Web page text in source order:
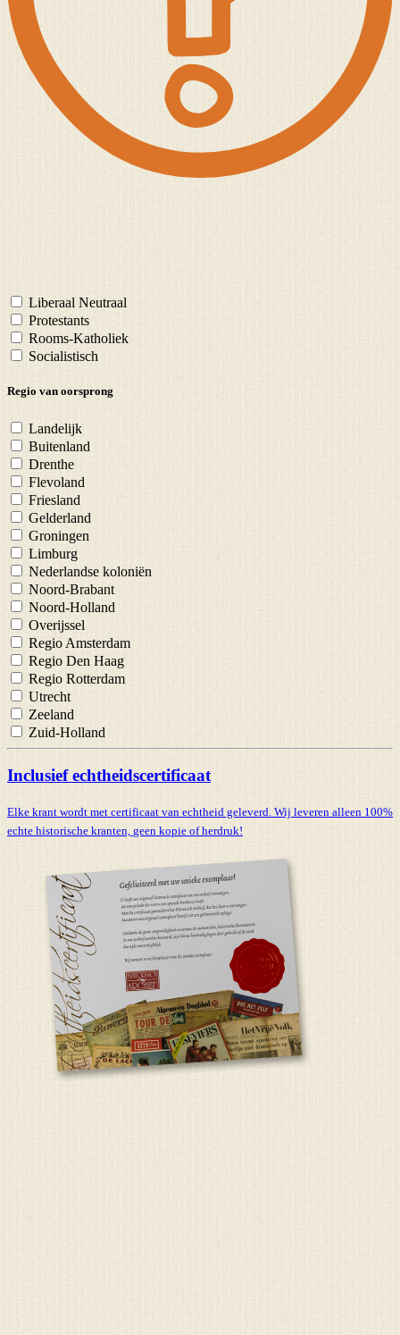
Liberaal Neutraal
Protestants
Rooms-Katholiek
Socialistisch
Regio van oorsprong
Landelijk
Buitenland
Drenthe
Flevoland
Friesland
Gelderland
Groningen
Limburg
Nederlandse koloniën
Noord-Brabant
Noord-Holland
Overijssel
Regio Amsterdam
Regio Den Haag
Regio Rotterdam
Utrecht
Zeeland
Zuid-Holland
Inclusief echtheidscertificaat
Elke krant wordt met certificaat van echtheid geleverd. Wij leveren alleen 100%
echte historische kranten, geen kopie of herdruk!